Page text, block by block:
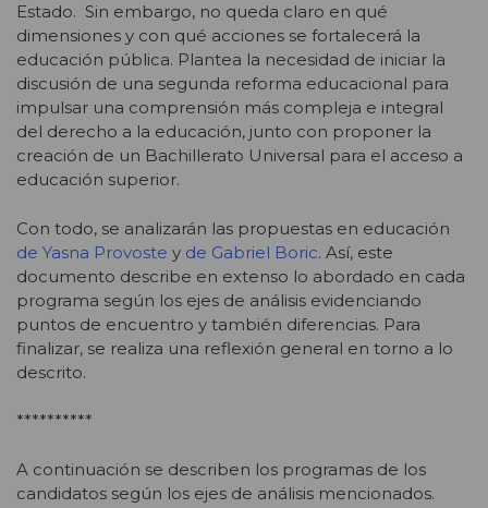
Estado. Sin embargo, no queda claro en qué
dimensiones y con qué acciones se fortalecerá la
educación pública. Plantea la necesidad de iniciar la
discusión de una segunda reforma educacional para
impulsar una comprensión más compleja e integral
del derecho a la educación, junto con proponer la
creación de un Bachillerato Universal para el acceso a
educación superior.
Con todo, se analizarán las propuestas en educación
de Yasna Provoste y de Gabriel Boric. Así, este
documento describe en extenso lo abordado en cada
programa según los ejes de análisis evidenciando
puntos de encuentro y también diferencias. Para
finalizar, se realiza una reflexión general en torno a lo
descrito.
**********
A continuación se describen los programas de los
candidatos según los ejes de análisis mencionados.